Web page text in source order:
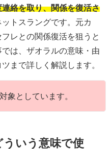
絡を取り、関係を復活さ
ットスラングです。元カ
レとの関係復活を狙うと
は、ザオラルの意味・由
まで詳しく解説します。
象としています。
ういう意味で使